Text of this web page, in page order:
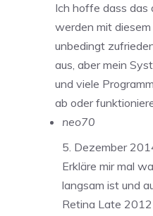
Ich hoffe dass das
werden mit
unbedingt
aus, aber mein
und viele
ab oder
neo70
5. Dezember
Erkläre mir mal
langsam ist und
Retina Late